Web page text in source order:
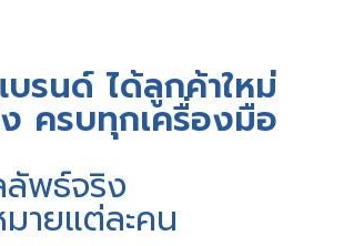
รนด์ ได้ลูกค้าใหม่
ครบทุกเครื่องมือ
พธ์จริง
มายแต่ละคน